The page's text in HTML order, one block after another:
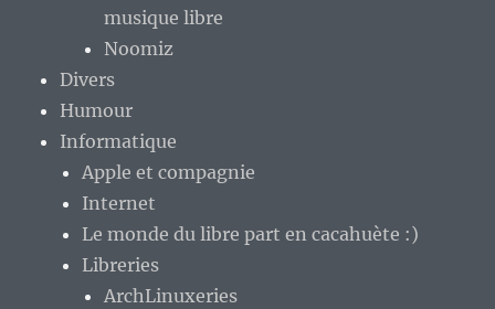
musique libre
Noomiz
Divers
Humour
Informatique
Apple et compagnie
Internet
Le monde du libre part en cacahuète :)
Libreries
ArchLinuxeries